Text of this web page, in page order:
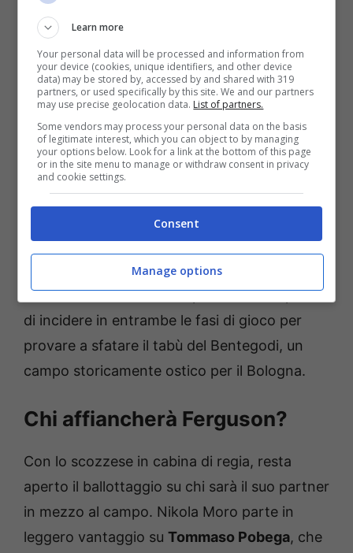
Toccherà al capitano
Come riportato dalCorriere dello Sport, a
raccogliere l’eredità di Freuler sarà
Lewis
Ferguson, ormai completamente ristabilito
dopo l’infortunio muscolare accusato in
Champions League contro lo Sporting
Lisbona. Lo scozzese ha ritrovato il campo
nelle ultime due partite e ora è pronto a
prendersi sulle spalle la squadra. Italiano si
affiderà alla sua leadership e alla sua capacità
di incidere in entrambe le fasi di gioco per
provare a sfatare il tabù del Bentegodi, un
campo storicamente ostico per il Bologna.
Chi affiancherà Ferguson?
Con lo scozzese in cabina di regia, resta
aperto il ballottaggio su chi sarà il suo partner
in mezzo al campo. Nikola Moro parte in
leggero vantaggio su Tommaso Pobega, che
Learn more
Your personal data will be processed and information from
your device (cookies, unique identifiers, and other device
data) may be stored by, accessed by and shared with 319
partners, or used specifically by this site. We and our partners
may use precise geolocation data. List of partners.
Some vendors may process your personal data on the basis
of legitimate interest, which you can object to by managing
your options below. Look for a link at the bottom of this page
or in the site menu to manage or withdraw consent in privacy
and cookie settings.
Consent
Manage options